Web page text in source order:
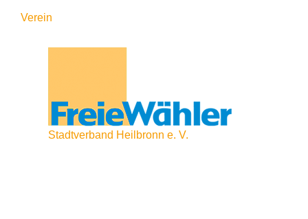
Verein
Stadtverband Heilbronn e. V.